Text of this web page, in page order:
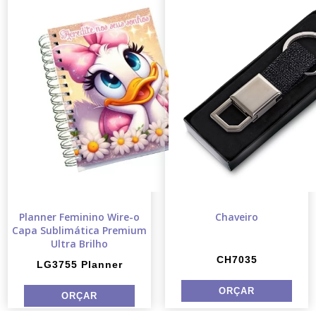
Planner Feminino Wire-o
Capa Sublimática Premium
Ultra Brilho
LG3755 Planner
Chaveiro
CH7035